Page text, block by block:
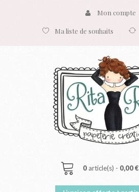
Mon compte
Ma liste de souhaits
0 article(s) - 0,00 €